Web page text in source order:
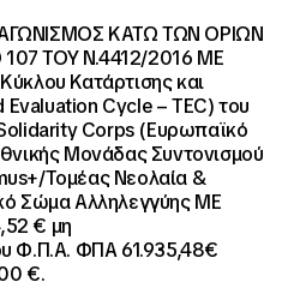
ΚΑΤΩ ΤΩΝ ΟΡΙΩΝ
ΤΟΥ Ν.4412/2016 ΜΕ
Κατάρτισης και
Cycle – TEC) του
Corps (Ευρωπαϊκό
Μονάδας Συντονισμού
Τομέας Νεολαία &
Σώμα Αλληλεγγύης ΜΕ
€ μη
Φ.Π.Α. ΦΠΑ 61.935,48€
€.